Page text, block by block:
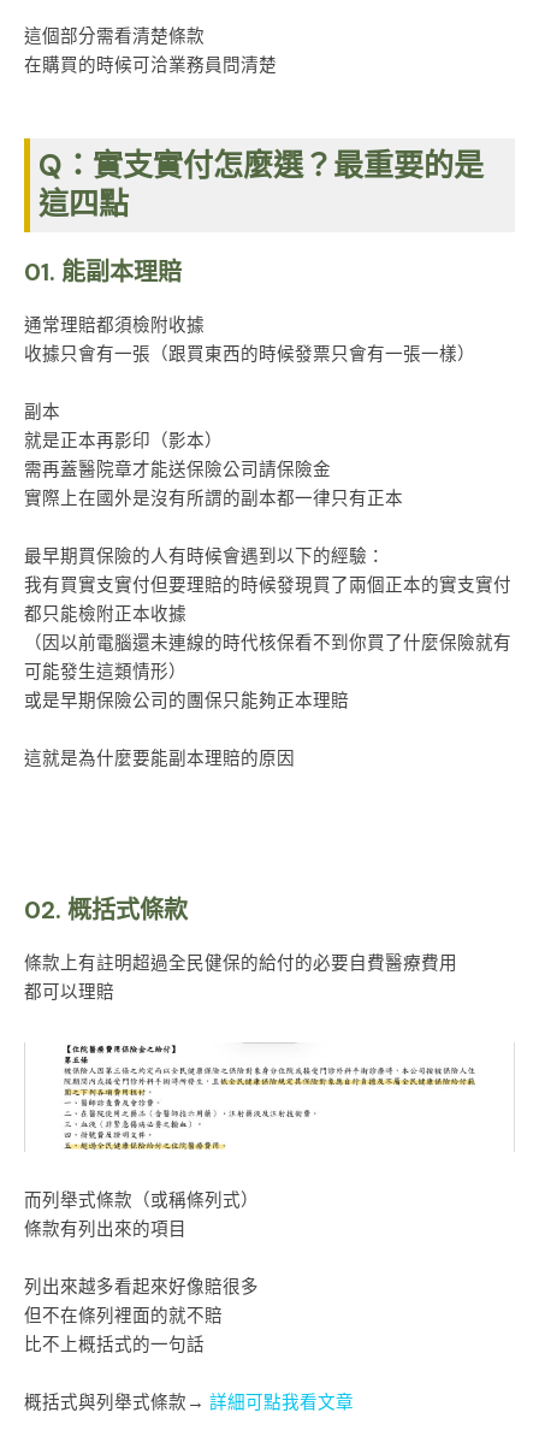
這個部分需看清楚條款
在購買的時候可洽業務員問清楚
Q：實支實付怎麼選？最重要的是
這四點
01. 能副本理賠
通常理賠都須檢附收據
收據只會有一張（跟買東西的時候發票只會有一張一樣）
副本
就是正本再影印（影本）
需再蓋醫院章才能送保險公司請保險金
實際上在國外是沒有所謂的副本都一律只有正本
最早期買保險的人有時候會遇到以下的經驗：
我有買實支實付但要理賠的時候發現買了兩個正本的實支實付
都只能檢附正本收據
（因以前電腦還未連線的時代核保看不到你買了什麼保險就有
可能發生這類情形）
或是早期保險公司的團保只能夠正本理賠
這就是為什麼要能副本理賠的原因
02. 概括式條款
條款上有註明超過全民健保的給付的必要自費醫療費用
都可以理賠
而列舉式條款（或稱條列式）
條款有列出來的項目
列出來越多看起來好像賠很多
但不在條列裡面的就不賠
比不上概括式的一句話
概括式與列舉式條款→ 詳細可點我看文章